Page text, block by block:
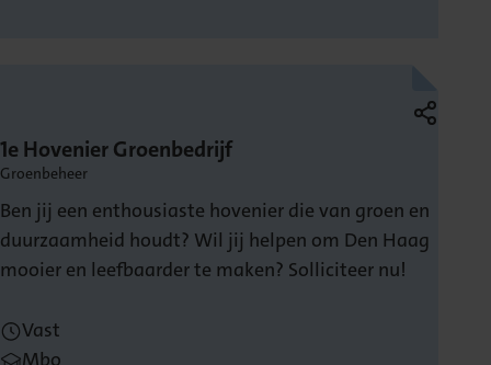
1e Hovenier Groenbedrijf
Groenbeheer
Ben jij een enthousiaste hovenier die van groen en
duurzaamheid houdt? Wil jij helpen om Den Haag
mooier en leefbaarder te maken? Solliciteer nu!
Vast
Mbo